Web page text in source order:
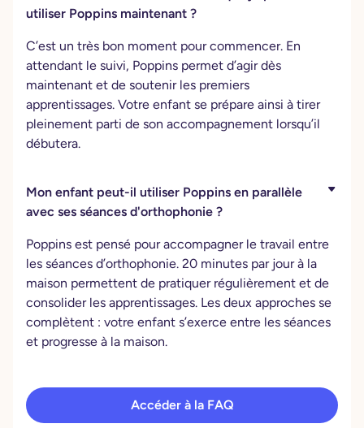
utiliser Poppins maintenant ?
C’est un très bon moment pour commencer. En
attendant le suivi, Poppins permet d’agir dès
maintenant et de soutenir les premiers
apprentissages. Votre enfant se prépare ainsi à tirer
pleinement parti de son accompagnement lorsqu’il
débutera.
Mon enfant peut-il utiliser Poppins en parallèle
avec ses séances d'orthophonie ?
Poppins est pensé pour accompagner le travail entre
les séances d’orthophonie. 20 minutes par jour à la
maison permettent de pratiquer régulièrement et de
consolider les apprentissages. Les deux approches se
complètent : votre enfant s’exerce entre les séances
et progresse à la maison.
Accéder à la FAQ